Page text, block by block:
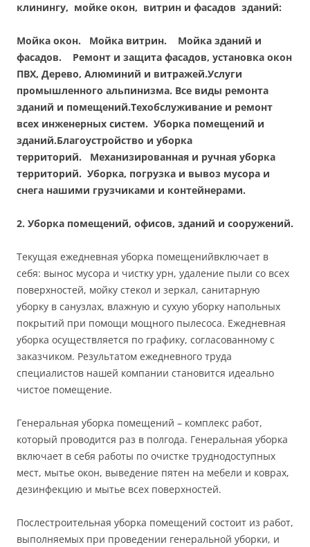
клинингу, мойке окон, витрин и фасадов зданий:
Мойка окон. Мойка витрин.
Мойка зданий и
фасадов.
Ремонт и защита фасадов, установка окон
ПВХ, Дерево, Алюминий и витражей.Услуги
промышленного альпинизма. Все виды ремонта
зданий и помещений.Техобслуживание и ремонт
всех инженерных систем. Уборка помещений и
зданий.Благоустройство и уборка
территорий.
Механизированная и ручная уборка
территорий. Уборка, погрузка и вывоз мусора и
снега нашими грузчиками и контейнерами.
2. Уборка помещений, офисов, зданий и сооружений.
Текущая ежедневная уборка помещенийвключает в
себя: вынос мусора и чистку урн, удаление пыли со всех
поверхностей, мойку стекол и зеркал, санитарную
уборку в санузлах, влажную и сухую уборку напольных
покрытий при помощи мощного пылесоса. Ежедневная
уборка осуществляется по графику, согласованному с
заказчиком. Результатом ежедневного труда
специалистов нашей компании становится идеально
чистое помещение.
Генеральная уборка помещений – комплекс работ,
который проводится раз в полгода. Генеральная уборка
включает в себя работы по очистке труднодоступных
мест, мытье окон, выведение пятен на мебели и коврах,
дезинфекцию и мытье всех поверхностей.
Послестроительная уборка помещений состоит из работ,
выполняемых при проведении генеральной уборки, и